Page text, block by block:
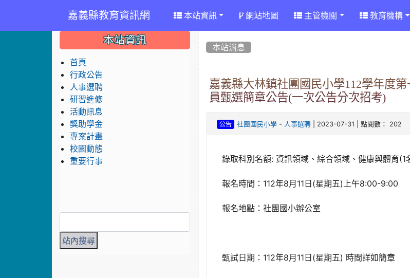
嘉義縣教育資訊網 本站資訊 網站地圖 主管機關 教育機構
本站消息
嘉義縣大林鎮社團國民小學112學年度
員甄選簡章公告(一次公告分次招考)
公告 社團國民小學 - 人事選聘 | 2023-07-31 | 點閱數： 202
錄取科別名額: 資訊領域、綜合領域、健康與體育
報名時間：112年8月11日(星期五)上午8:00-9:00
報名地點：社團國小辦公室
甄試日期：112年8月11日(星期五) 時間詳如簡章
::: 本站資訊
首頁
行政公告
人事選聘
研習進修
活動訊息
獎助學金
專案計畫
校園動態
重要行事